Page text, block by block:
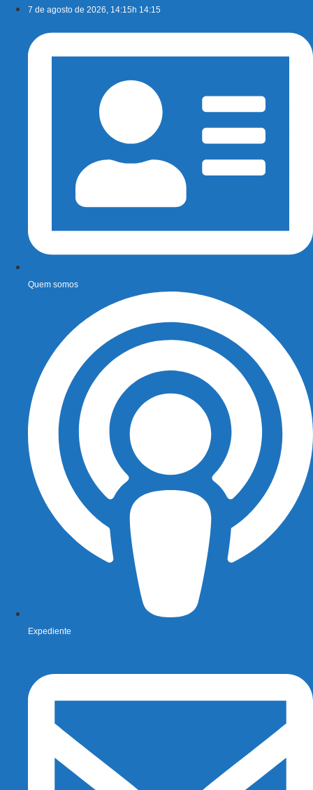
conteúdo
7 de agosto de 2026, 14:15h 14:15
Quem somos
Expediente